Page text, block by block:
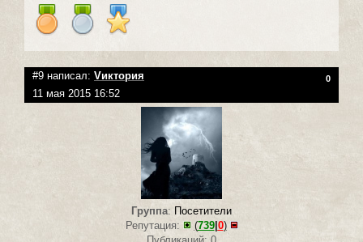
#9 написал: Vиктория 0
11 мая 2015 16:52
Группа: Посетители
Репутация:
(739| 0)